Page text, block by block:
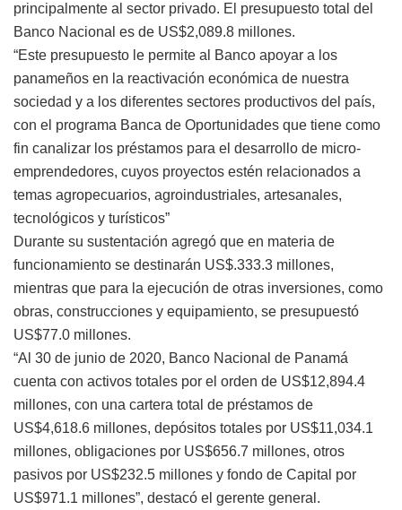
principalmente al sector privado. El presupuesto total del
Banco Nacional es de US$2,089.8 millones.
“Este presupuesto le permite al Banco apoyar a los
panameños en la reactivación económica de nuestra
sociedad y a los diferentes sectores productivos del país,
con el programa Banca de Oportunidades que tiene como
fin canalizar los préstamos para el desarrollo de micro-
emprendedores, cuyos proyectos estén relacionados a
temas agropecuarios, agroindustriales, artesanales,
tecnológicos y turísticos”
Durante su sustentación agregó que en materia de
funcionamiento se destinarán US$.333.3 millones,
mientras que para la ejecución de otras inversiones, como
obras, construcciones y equipamiento, se presupuestó
US$77.0 millones.
“Al 30 de junio de 2020, Banco Nacional de Panamá
cuenta con activos totales por el orden de US$12,894.4
millones, con una cartera total de préstamos de
US$4,618.6 millones, depósitos totales por US$11,034.1
millones, obligaciones por US$656.7 millones, otros
pasivos por US$232.5 millones y fondo de Capital por
US$971.1 millones”, destacó el gerente general.